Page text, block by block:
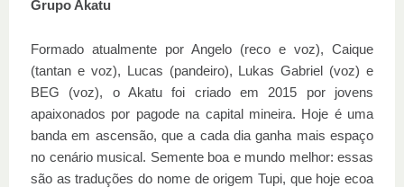
Grupo Akatu
Formado atualmente por Angelo (reco e voz), Caique
(tantan e voz), Lucas (pandeiro), Lukas Gabriel (voz) e
BEG (voz), o Akatu foi criado em 2015 por jovens
apaixonados por pagode na capital mineira. Hoje é uma
banda em ascensão, que a cada dia ganha mais espaço
no cenário musical. Semente boa e mundo melhor: essas
são as traduções do nome de origem Tupi, que hoje ecoa